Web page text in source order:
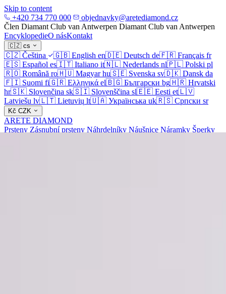
Skip to content
+420 734 770 000
objednavky@aretediamond.cz
Člen Diamant Club van Antwerpen Diamant Club van Antwerpen
EncyklopedieO násKontakt
🇨🇿 cs
🇨🇿 Čeština 🇬🇧 English en🇩🇪 Deutsch de🇫🇷 Français fr
🇪🇸 Español es🇮🇹 Italiano it🇳🇱 Nederlands nl🇵🇱 Polski pl
🇷🇴 Română ro🇭🇺 Magyar hu🇸🇪 Svenska sv🇩🇰 Dansk da
🇫🇮 Suomi fi🇬🇷 Ελληνικά el🇧🇬 Български bg🇭🇷 Hrvatski
hr🇸🇰 Slovenčina sk🇸🇮 Slovenščina sl🇪🇪 Eesti et🇱🇻
Latviešu lv🇱🇹 Lietuvių lt🇺🇦 Українська uk🇷🇸 Српски sr
Kč CZK
ARETE DIAMOND
Prsteny Zásnubní prsteny Náhrdelníky Náušnice Náramky Šperky